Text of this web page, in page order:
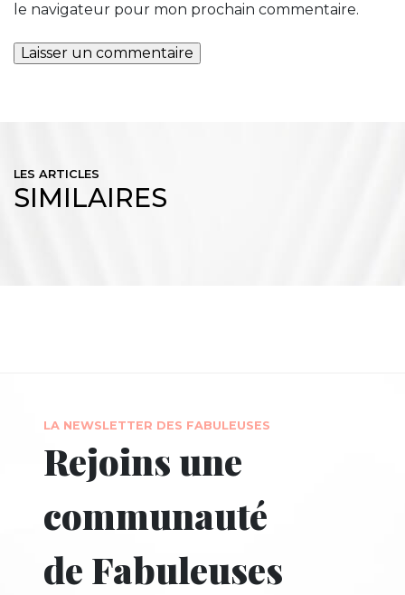
le navigateur pour mon prochain commentaire.
LES ARTICLES
SIMILAIRES
LA NEWSLETTER DES FABULEUSES
Rejoins une
communauté
de Fabuleuses